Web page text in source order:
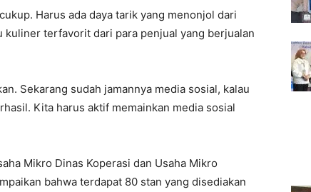
Harus ada daya tarik yang menonjol dari
terfavorit dari para penjual yang berjualan
Sekarang sudah jamannya media sosial, kalau
Kita harus aktif memainkan media sosial
Mikro Dinas Koperasi dan Usaha Mikro
bahwa terdapat 80 stan yang disediakan